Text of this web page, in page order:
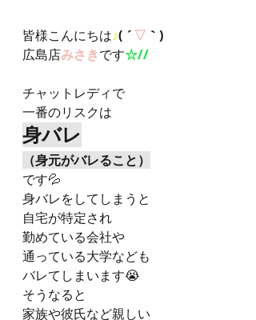
皆様こんにちは♪( ´▽ ｀)
広島店みさきです☆//
チャットレディで
一番のリスクは
身バレ
（身元がバレること）
です💦
身バレをしてしまうと
自宅が特定され
勤めている会社や
通っている大学なども
バレてしまいます😭
そうなると
家族や彼氏など親しい